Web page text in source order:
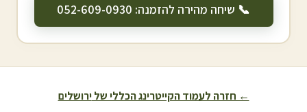
📞 שיחה מהירה להזמנה: 052-609-0930
← חזרה לעמוד הקייטרינג הכללי שלירושלים